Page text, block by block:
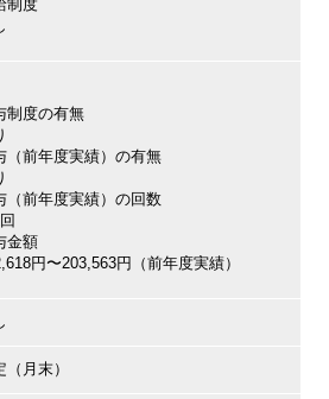
制度
制度の有無
（前年度実績）の有無
（前年度実績）の回数
金額
円〜203,563円（前年度実績）
（月末）